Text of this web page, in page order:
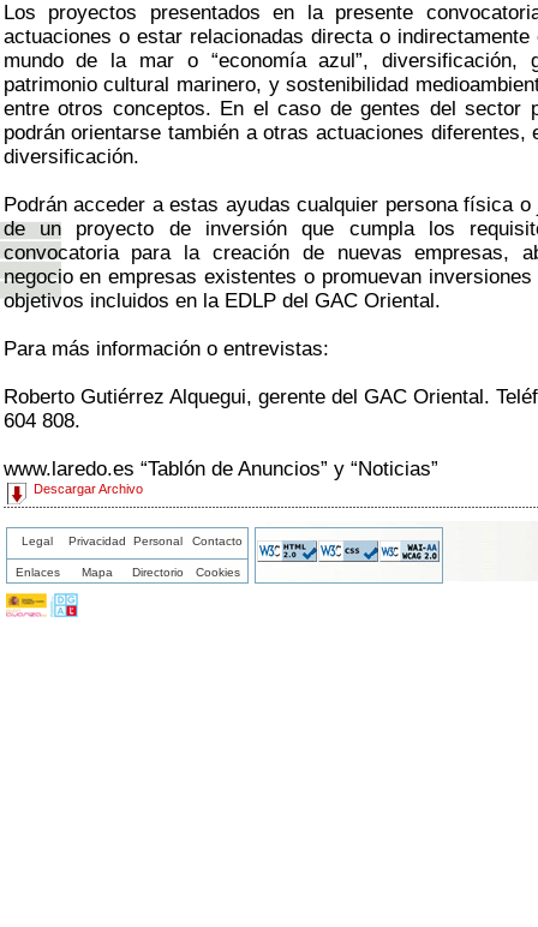
Los proyectos presentados en la presente
actuaciones o estar relacionadas directa o
mundo de la mar o “economía azul”, diversificación,
patrimonio cultural marinero, y sostenibilidad
entre otros conceptos. En el caso de gentes del sector
podrán orientarse también a otras actuaciones diferentes,
diversificación.
Podrán acceder a estas ayudas cualquier persona física
de un proyecto de inversión que cumpla los
convocatoria para la creación de nuevas empresas,
negocio en empresas existentes o promuevan
objetivos incluidos en la EDLP del GAC Oriental.
Para más información o entrevistas:
Roberto Gutiérrez Alquegui, gerente del GAC Oriental.
604 808.
www.laredo.es “Tablón de Anuncios” y “Noticias”
Descargar Archivo
Legal Privacidad Personal Contacto
Enlaces Mapa Directorio Cookies